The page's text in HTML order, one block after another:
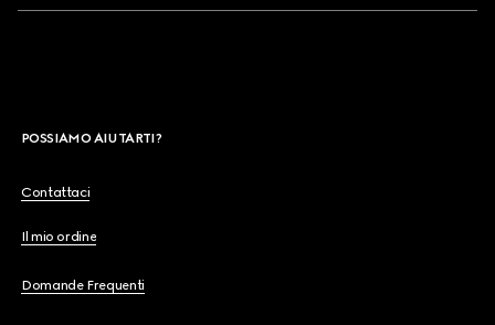
POSSIAMO AIUTARTI?
Contattaci
Il mio ordine
Domande Frequenti